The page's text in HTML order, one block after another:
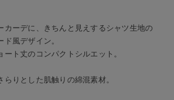
カーデに、きちんと見えするシャツ生地の
風デザイン。
ト丈のコンパクトシルエット。
りとした肌触りの綿混素材。